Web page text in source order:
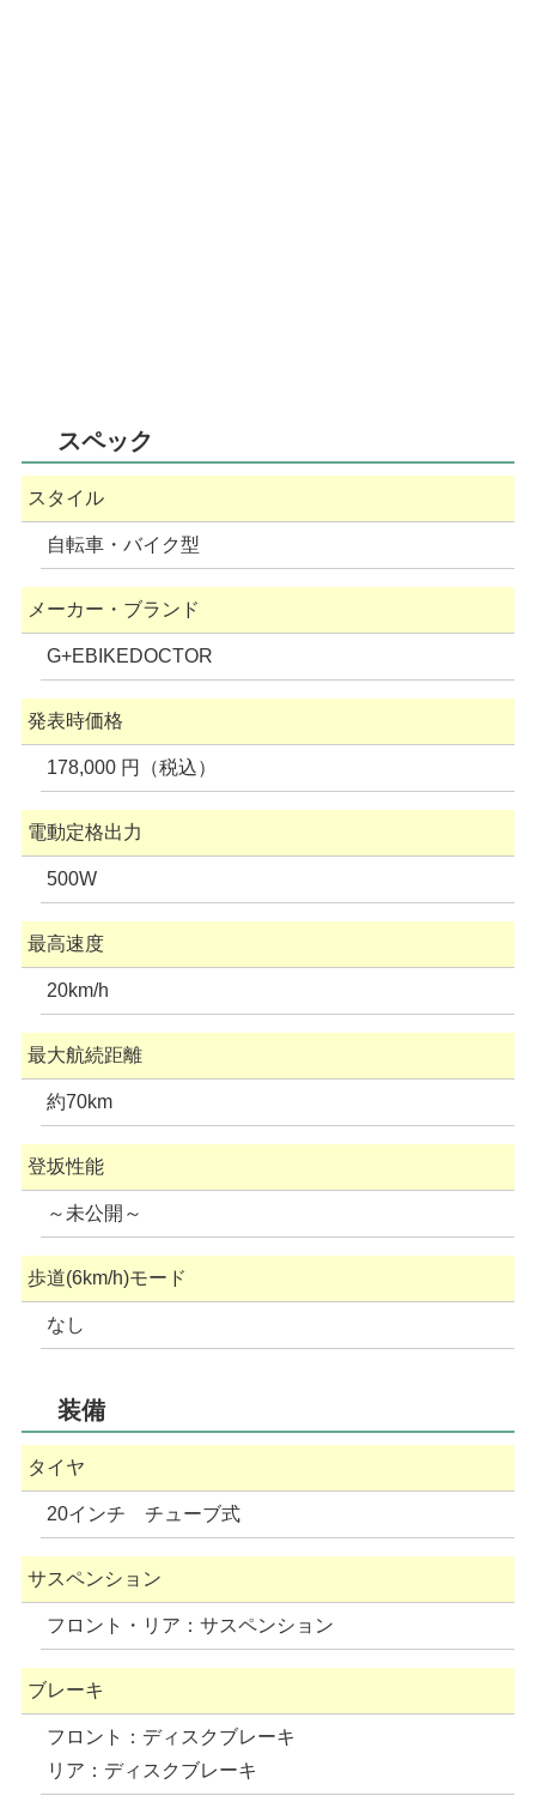
スペック
スタイル
自転車・バイク型
メーカー・ブランド
G+EBIKEDOCTOR
発表時価格
178,000 円（税込）
電動定格出力
500W
最高速度
20km/h
最大航続距離
約70km
登坂性能
～未公開～
歩道(6km/h)モード
なし
装備
タイヤ
20インチ チューブ式
サスペンション
フロント・リア：サスペンション
ブレーキ
フロント：ディスクブレーキ
リア：ディスクブレーキ